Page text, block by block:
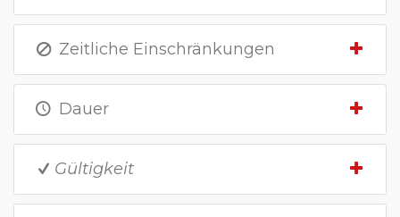
Zeitliche Einschränkungen
Dauer
Gültigkeit